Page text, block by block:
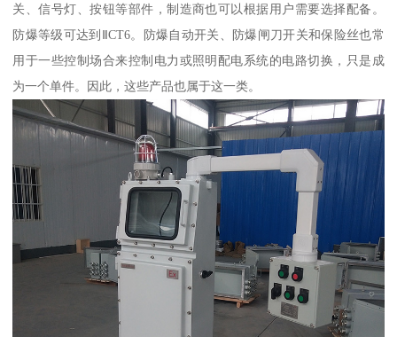
关、信号灯、按钮等部件，制造商也可以根据用户需要选择配备。
防爆等级可达到ⅡCT6。防爆自动开关、防爆闸刀开关和保险丝也常
用于一些控制场合来控制电力或照明配电系统的电路切换，只是成
为一个单件。因此，这些产品也属于这一类。